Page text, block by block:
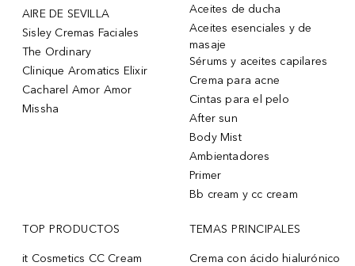
AIRE DE SEVILLA
Sisley Cremas Faciales
The Ordinary
Clinique Aromatics Elixir
Cacharel Amor Amor
Missha
Aceites de ducha
Aceites esenciales y de
masaje
Sérums y aceites capilares
Crema para acne
Cintas para el pelo
After sun
Body Mist
Ambientadores
Primer
Bb cream y cc cream
TOP PRODUCTOS
it Cosmetics CC Cream
TEMAS PRINCIPALES
Crema con ácido hialurónico